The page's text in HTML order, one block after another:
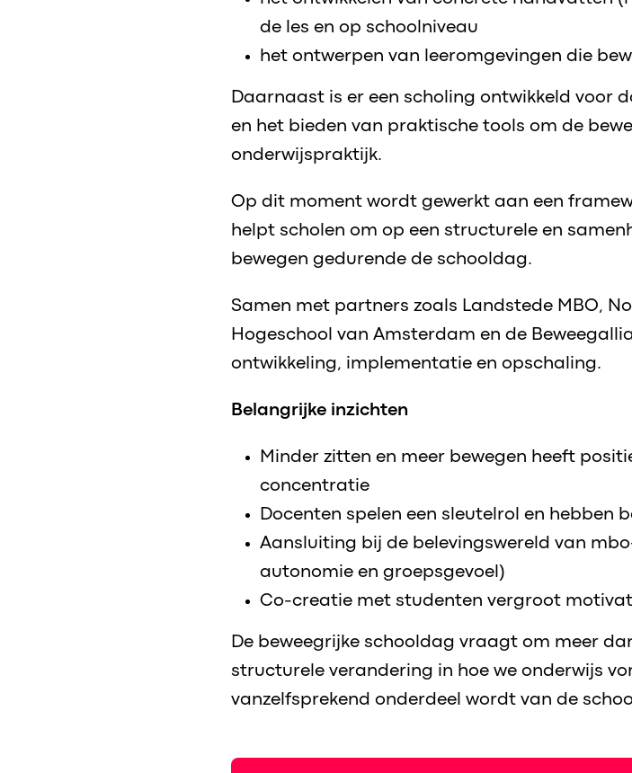
de les en op schoolniveau
het ontwerpen van leeromgevingen die
Daarnaast is er een scholing ontwikkeld voor
en het bieden van praktische tools om de
onderwijspraktijk.
Op dit moment wordt gewerkt aan een
helpt scholen om op een structurele en
bewegen gedurende de schooldag.
Samen met partners zoals Landstede MBO,
Hogeschool van Amsterdam en de
ontwikkeling, implementatie en opschaling.
Belangrijke inzichten
Minder zitten en meer bewegen heeft
concentratie
Docenten spelen een sleutelrol en
Aansluiting bij de belevingswereld van
autonomie en groepsgevoel)
Co-creatie met studenten vergroot
De beweegrijke schooldag vraagt om meer
structurele verandering in hoe we onderwijs
vanzelfsprekend onderdeel wordt van de